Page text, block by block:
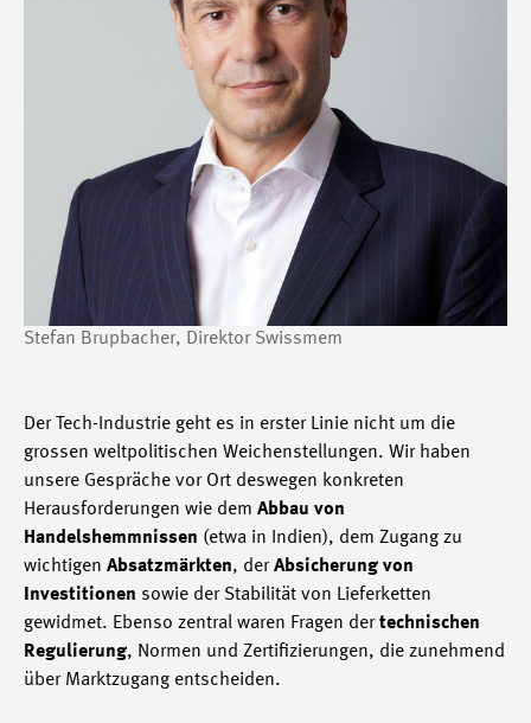
Stefan Brupbacher, Direktor Swissmem
Der Tech-Industrie geht es in erster Linie nicht um die
grossen weltpolitischen Weichenstellungen. Wir haben
unsere Gespräche vor Ort deswegen konkreten
Herausforderungen wie dem Abbau von
Handelshemmnissen (etwa in Indien), dem Zugang zu
wichtigen Absatzmärkten, derAbsicherung von
Investitionen sowie der Stabilität von Lieferketten
gewidmet. Ebenso zentral waren Fragen dertechnischen
Regulierung, Normen und Zertifizierungen, die zunehmend
über Marktzugang entscheiden.